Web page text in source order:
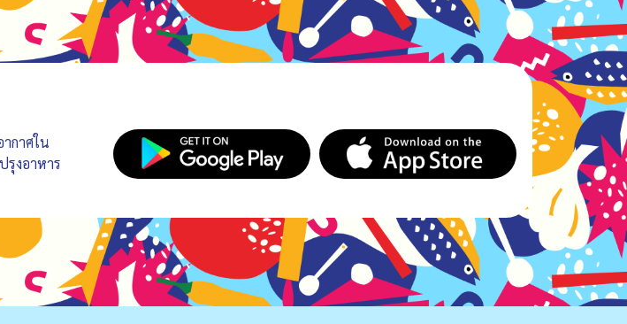
กาศใน
รุงอาหาร